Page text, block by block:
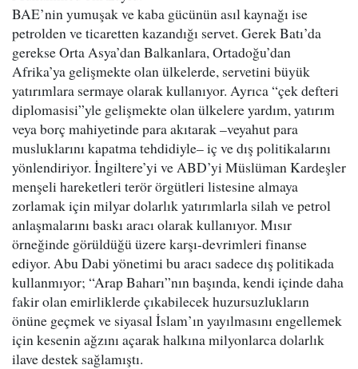
BAE’nin yumuşak ve kaba gücünün asıl kaynağı ise
petrolden ve ticaretten kazandığı servet. Gerek Batı’da
gerekse Orta Asya’dan Balkanlara, Ortadoğu’dan
Afrika’ya gelişmekte olan ülkelerde, servetini büyük
yatırımlara sermaye olarak kullanıyor. Ayrıca “çek defteri
diplomasisi”yle gelişmekte olan ülkelere yardım, yatırım
veya borç mahiyetinde para akıtarak –veyahut para
musluklarını kapatma tehdidiyle– iç ve dış politikalarını
yönlendiriyor. İngiltere’yi ve ABD’yi Müslüman Kardeşler
menşeli hareketleri terör örgütleri listesine almaya
zorlamak için milyar dolarlık yatırımlarla silah ve petrol
anlaşmalarını baskı aracı olarak kullanıyor. Mısır
örneğinde görüldüğü üzere karşı-devrimleri finanse
ediyor. Abu Dabi yönetimi bu aracı sadece dış politikada
kullanmıyor; “Arap Baharı”nın başında, kendi içinde daha
fakir olan emirliklerde çıkabilecek huzursuzlukların
önüne geçmek ve siyasal İslam’ın yayılmasını engellemek
için kesenin ağzını açarak halkına milyonlarca dolarlık
ilave destek sağlamıştı.